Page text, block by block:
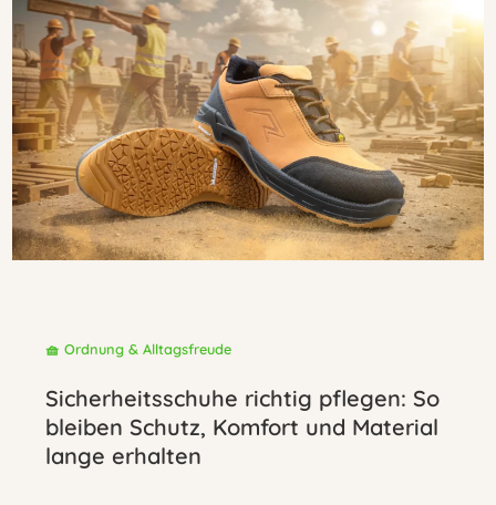
🧺 Ordnung & Alltagsfreude
Sicherheitsschuhe richtig pflegen: So
bleiben Schutz, Komfort und Material
lange erhalten